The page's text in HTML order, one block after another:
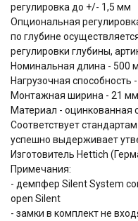
регулировка до +/- 1,5 мм
Опциональная
по глубине
регулировки глубины,
Номинальная длина - 500
Нагрузочная способность -
Монтажная ширина - 21 мм
Материал - оцинкованная
Соответствует
успешно выдерживает
Изготовитель Hettich
Примечания:
- демпфер Silent System
open Silent
- замки в комплект не